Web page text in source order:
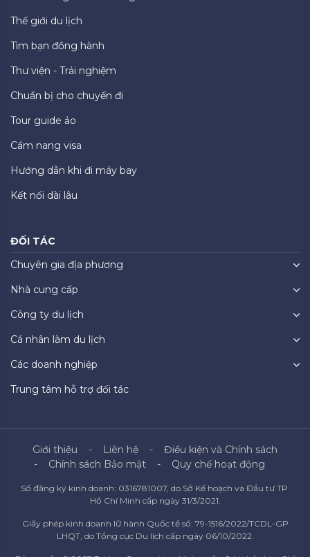
Thế giới du lịch
Tìm bạn đồng hành
Thư viện - Trải nghiệm
Chuẩn bị cho chuyến đi
Tour guide ảo
Cẩm nang visa
Hướng dẫn khi đi máy bay
Kết nối dài lâu
ĐỐI TÁC
Chuyên gia địa phương
Nhà cung cấp
Công ty du lịch
Cá nhân làm du lịch
Các doanh nghiệp
Trung tâm hỗ trợ đối tác
Giới thiệu Liên hệ
Điều kiện và Chính sách
Chính sách Bảo mật
Quy chế hoạt động
Số đăng ký kinh doanh: 0316781007, do Sở Kế hoạch và Đầu tư TP.
Hồ Chí Minh cấp ngày 31/3/2021.
Giấy phép kinh doanh lữ hành Quốc tế số: 79-1516/2022/TCDL-GP
LHQT, do Tổng cục Du lịch cấp ngày 06/10/2022.